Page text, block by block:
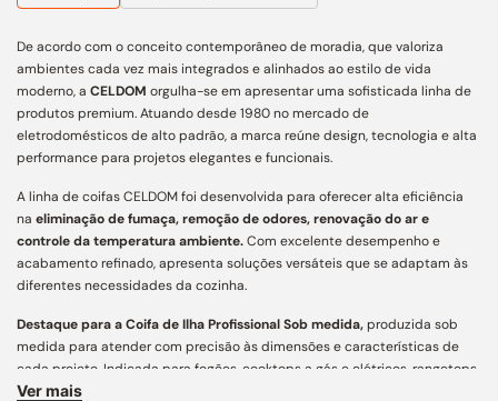
De acordo com o conceito contemporâneo de moradia, que valoriza
ambientes cada vez mais integrados e alinhados ao estilo de vida
moderno, a CELDOM orgulha-se em apresentar uma sofisticada linha de
produtos premium. Atuando desde 1980 no mercado de
eletrodomésticos de alto padrão, a marca reúne design, tecnologia e alta
performance para projetos elegantes e funcionais.
A linha de coifas CELDOM foi desenvolvida para oferecer alta eficiência
na eliminação de fumaça, remoção de odores, renovação do ar e
controle da temperatura ambiente.Com excelente desempenho e
acabamento refinado, apresenta soluções versáteis que se adaptam às
diferentes necessidades da cozinha.
Destaque para a Coifa de Ilha Profissional Sob medida,produzida sob
medida para atender com precisão às dimensões e características de
cada projeto. Indicada para fogões, cooktops a gás e elétricos, rangetops
e churrasqueiras a gás, carvão, elétricas e parrillas, assegura captação
Ver mais